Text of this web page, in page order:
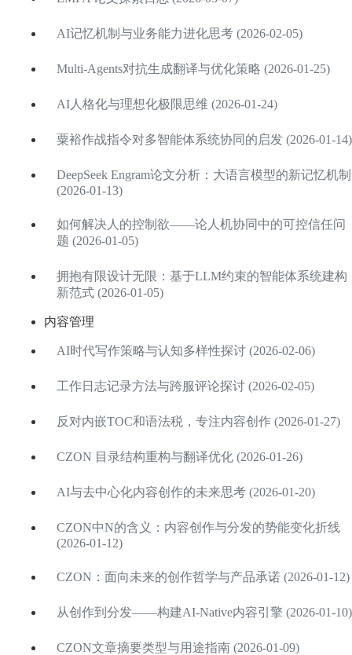
AI记忆机制与业务能力进化思考 (2026-02-05)
Multi-Agents对抗生成翻译与优化策略 (2026-01-25)
AI人格化与理想化极限思维 (2026-01-24)
粟裕作战指令对多智能体系统协同的启发 (2026-01-14)
DeepSeek Engram论文分析：大语言模型的新记忆机制
(2026-01-13)
如何解决人的控制欲——论人机协同中的可控信任问
题 (2026-01-05)
拥抱有限设计无限：基于LLM约束的智能体系统建构
新范式 (2026-01-05)
内容管理
AI时代写作策略与认知多样性探讨 (2026-02-06)
工作日志记录方法与跨服评论探讨 (2026-02-05)
反对内嵌TOC和语法税，专注内容创作 (2026-01-27)
CZON 目录结构重构与翻译优化 (2026-01-26)
AI与去中心化内容创作的未来思考 (2026-01-20)
CZON中N的含义：内容创作与分发的势能变化折线
(2026-01-12)
CZON：面向未来的创作哲学与产品承诺 (2026-01-12)
从创作到分发——构建AI-Native内容引擎 (2026-01-10)
CZON文章摘要类型与用途指南 (2026-01-09)